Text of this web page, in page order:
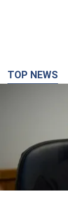
TOP NEWS